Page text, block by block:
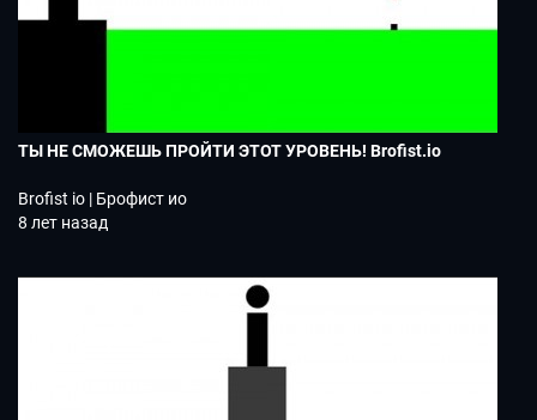
ТЫ НЕ СМОЖЕШЬ ПРОЙТИ ЭТОТ УРОВЕНЬ! Brofist.io
Brofist io | Брофист ио
8 лет назад